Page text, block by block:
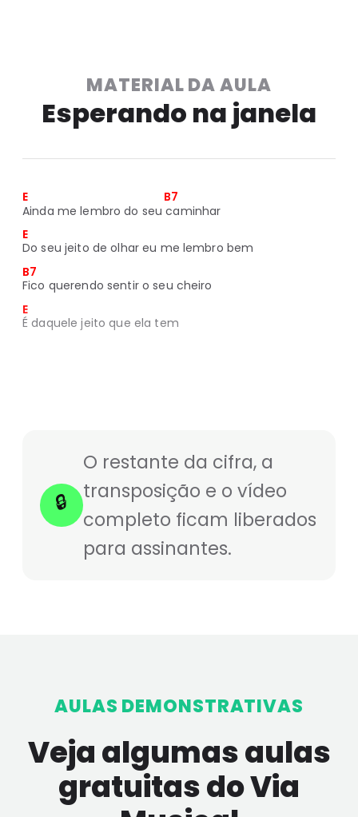
MATERIAL DA AULA
Esperando na janela
E                                                      B7
Ainda me lembro do seu caminhar
E
Do seu jeito de olhar eu me lembro bem
B7
Fico querendo sentir o seu cheiro
E
É daquele jeito que ela tem
🔒
O restante da cifra, a
transposição e o vídeo
completo ficam liberados
para assinantes.
AULAS DEMONSTRATIVAS
Veja algumas aulas
gratuitas do Via